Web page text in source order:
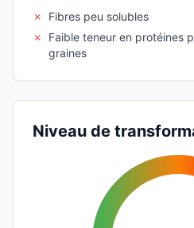
✗
Fibres peu solubles
✗
Faible teneur en protéines
graines
Niveau de